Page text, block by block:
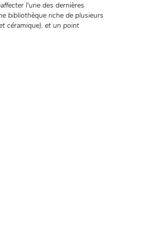
l'une des dernières
bibliothèque riche de plusieurs
céramique), et un point